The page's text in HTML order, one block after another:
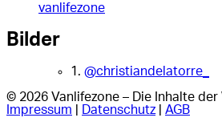
vanlifezone
Bilder
1. @christiandelatorre_
© 2026 Vanlifezone – Die Inhalte
Impressum
Datenschutz| AGB